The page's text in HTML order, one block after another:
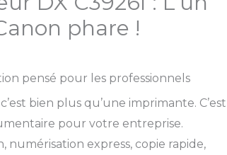
phare !
pensé pour les professionnels
bien plus qu’une imprimante. C’est
pour votre entreprise.
numérisation express, copie rapide,